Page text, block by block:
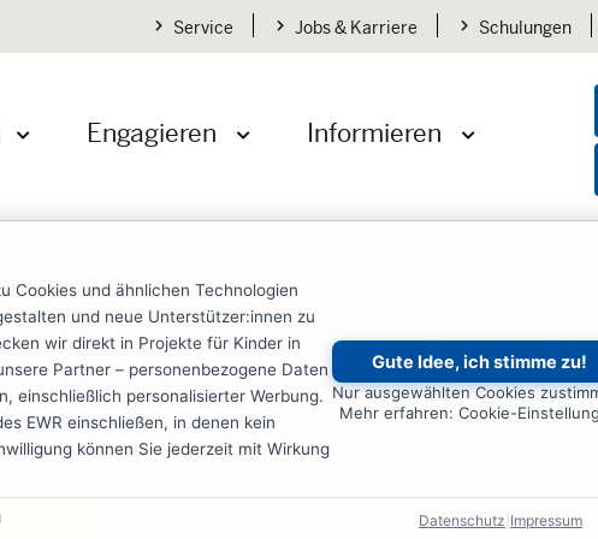
Cookies und ähnlichen Technologien
und neue Unterstützer:innen zu
wir direkt in Projekte für Kinder in
Partner – personenbezogene Daten
einschließlich personalisierter Werbung.
EWR einschließen, in denen kein
können Sie jederzeit mit Wirkung
Gute Idee, ich stimme zu!
Nur ausgewählten Cookies
Mehr erfahren: Cookie-
Datenschutz Impressum
Service Jobs & Karriere Schulungen
Engagieren Informieren